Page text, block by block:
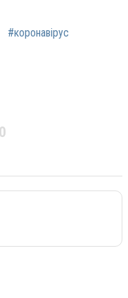
#коронавірус